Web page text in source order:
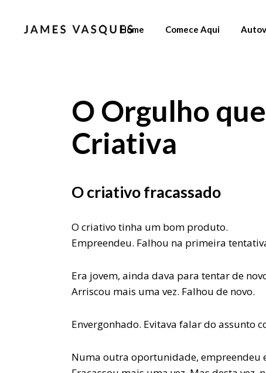
Home Comece Aqui
O Orgulho
Criativa
O criativo fracassado
O criativo tinha um bom produto.
Empreendeu. Falhou na primeira
Era jovem, ainda dava para tentar de
Arriscou mais uma vez. Falhou de novo.
Envergonhado. Evitava falar do assunto
Numa outra oportunidade, empreendeu